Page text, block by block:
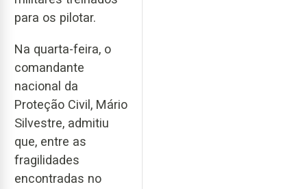
para os pilotar.
Na quarta-feira, o
comandante
nacional da
Proteção Civil, Mário
Silvestre, admitiu
que, entre as
fragilidades
encontradas no